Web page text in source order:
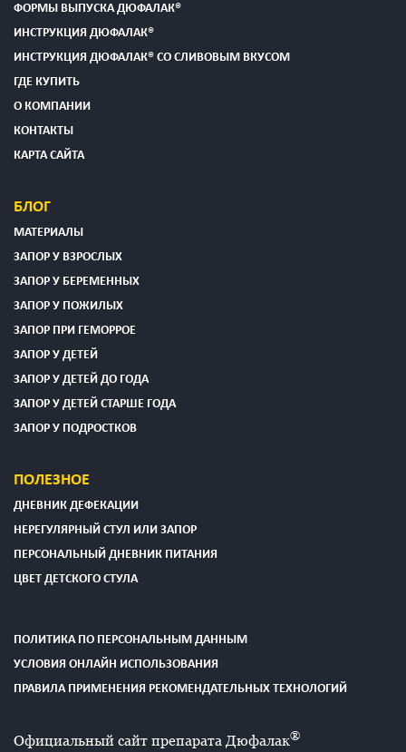
ФОРМЫ ВЫПУСКА ДЮФАЛАК®
ИНСТРУКЦИЯ ДЮФАЛАК®
ИНСТРУКЦИЯ ДЮФАЛАК® СО СЛИВОВЫМ ВКУСОМ
ГДЕ КУПИТЬ
О КОМПАНИИ
КОНТАКТЫ
КАРТА САЙТА
БЛОГ
МАТЕРИАЛЫ
ЗАПОР У ВЗРОСЛЫХ
ЗАПОР У БЕРЕМЕННЫХ
ЗАПОР У ПОЖИЛЫХ
ЗАПОР ПРИ ГЕМОРРОЕ
ЗАПОР У ДЕТЕЙ
ЗАПОР У ДЕТЕЙ ДО ГОДА
ЗАПОР У ДЕТЕЙ СТАРШЕ ГОДА
ЗАПОР У ПОДРОСТКОВ
ПОЛЕЗНОЕ
ДНЕВНИК ДЕФЕКАЦИИ
НЕРЕГУЛЯРНЫЙ СТУЛ ИЛИ ЗАПОР
ПЕРСОНАЛЬНЫЙ ДНЕВНИК ПИТАНИЯ
ЦВЕТ ДЕТСКОГО СТУЛА
ПОЛИТИКА ПО ПЕРСОНАЛЬНЫМ ДАННЫМ
УСЛОВИЯ ОНЛАЙН ИСПОЛЬЗОВАНИЯ
ПРАВИЛА ПРИМЕНЕНИЯ РЕКОМЕНДАТЕЛЬНЫХ ТЕХНОЛОГИЙ
Официальный сайт препарата Дюфалак®